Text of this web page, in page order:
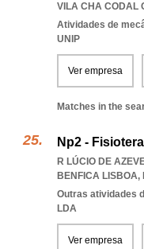
VILA CHA CODAL
Atividades de
UNIP
Ver empresa
Matches in the
Np2 -
R LÚCIO DE
BENFICA LISBOA,
Outras atividades
LDA
Ver empresa